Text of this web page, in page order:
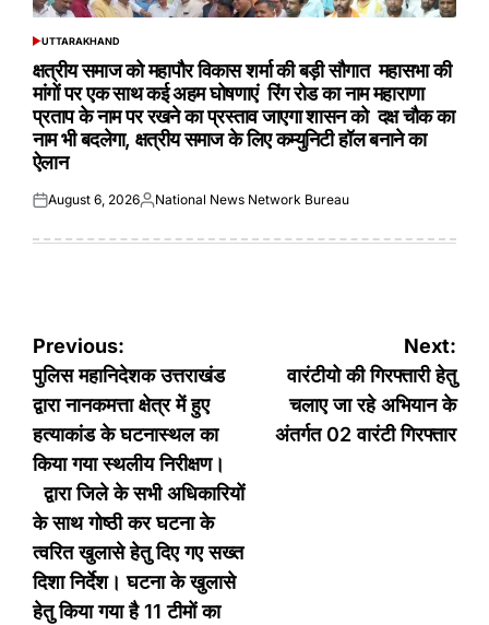
POSTED
UTTARAKHAND
क्षत्रीय समाज को महापौर विकास शर्मा की बड़ी सौगात महासभा की
मांगों पर एक साथ कई अहम घोषणाएं रिंग रोड का नाम महाराणा
प्रताप के नाम पर रखने का प्रस्ताव जाएगा शासन को दक्ष चौक का
नाम भी बदलेगा, क्षत्रीय समाज के लिए कम्युनिटी हॉल बनाने का
ऐलान
Posted
August 6, 2026Posted
National News Network Bureau
Post
navigation
Previous:
पुलिस महानिदेशक उत्तराखंड
द्वारा नानकमत्ता क्षेत्र में हुए
हत्याकांड के घटनास्थल का
किया गया स्थलीय निरीक्षण।
द्वारा जिले के सभी अधिकारियों
के साथ गोष्ठी कर घटना के
त्वरित खुलासे हेतु दिए गए सख्त
दिशा निर्देश। घटना के खुलासे
हेतु किया गया है 11 टीमों का
Next:
वारंटीयो की गिरफ्तारी हेतु
चलाए जा रहे अभियान के
अंतर्गत 02 वारंटी गिरफ्तार